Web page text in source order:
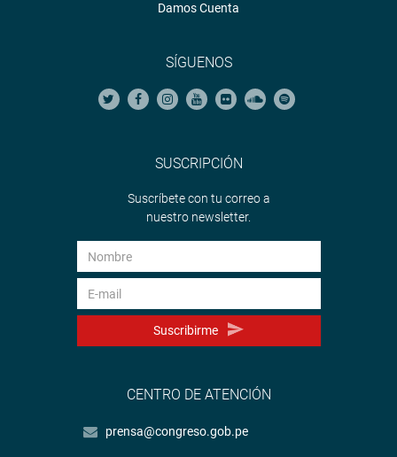
Damos Cuenta
SÍGUENOS
SUSCRIPCIÓN
Suscríbete con tu correo a
nuestro newsletter.
Suscribirme
CENTRO DE ATENCIÓN
prensa@congreso.gob.pe